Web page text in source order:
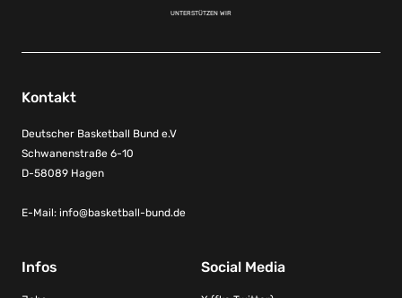
UNTERSTÜTZEN WIR
Kontakt
Deutscher Basketball Bund e.V
Schwanenstraße 6-10
D-58089 Hagen
E-Mail: info@basketball-bund.de
Infos Social Media